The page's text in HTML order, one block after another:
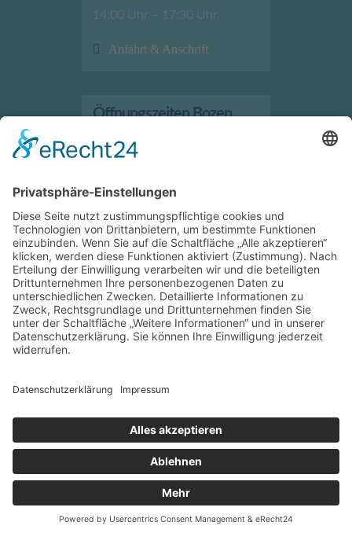
2023/2024
14:00 Uhr – 17:30 Uhr
Anfahrt & Anschrift
Öffnungszeiten Bozen
Verkauf/Geschäft
7:30 Uhr – 12:00 Uhr
Anfahrt & Anschrift
Öffnungszeiten Bruneck
Verkauf/Geschäft
13:30 Uhr – 17:30 Uhr
Anfahrt & Anschrift
MwSt.-Nr.: 02208510210
Datenschutz Impressum powered by trend-media